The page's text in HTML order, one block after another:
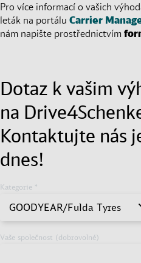
Pro více informací o vašich
leták na portálu Carrier
nám napište prostřednictvím
Dotaz k vašim
na
Kontaktujte nás
dnes!
Kategorie *
GOODYEAR/Fulda Tyres
Vaše společnost (dobrovolné)